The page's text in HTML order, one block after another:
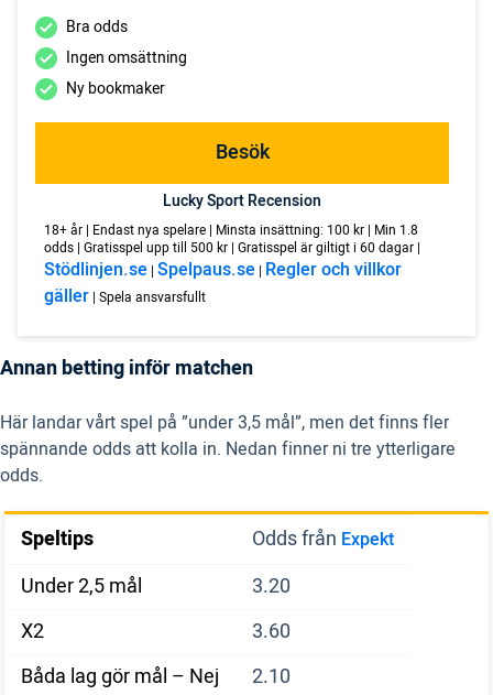
Bra odds
Ingen omsättning
Ny bookmaker
Besök
Lucky Sport Recension
18+ år | Endast nya spelare | Minsta insättning: 100 kr | Min 1.8
odds | Gratisspel upp till 500 kr | Gratisspel är giltigt i 60 dagar |
Stödlinjen.se | Spelpaus.se | Regler och villkor
gäller | Spela ansvarsfullt
Annan betting inför matchen
Här landar vårt spel på ”under 3,5 mål”, men det finns fler
spännande odds att kolla in. Nedan finner ni tre ytterligare
odds.
Speltips Odds från Expekt
Under 2,5 mål
3.20
X2
3.60
Båda lag gör mål – Nej
2.10